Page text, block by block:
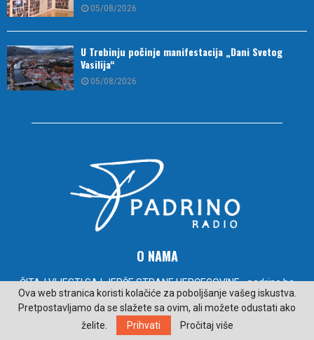
05/08/2026
U Trebinju počinje manifestacija „Dani Svetog
Vasilija“
05/08/2026
O NAMA
ČITAJ VIJESTI SA LJEPŠE STRANE HERCEGOVINE - padrino.ba
Kontakt:radiopadrino@gmail.com
Ova web stranica koristi kolačiće za poboljšanje vašeg iskustva.
Pretpostavljamo da se slažete sa ovim, ali možete odustati ako
želite.
Prihvati Pročitaj više